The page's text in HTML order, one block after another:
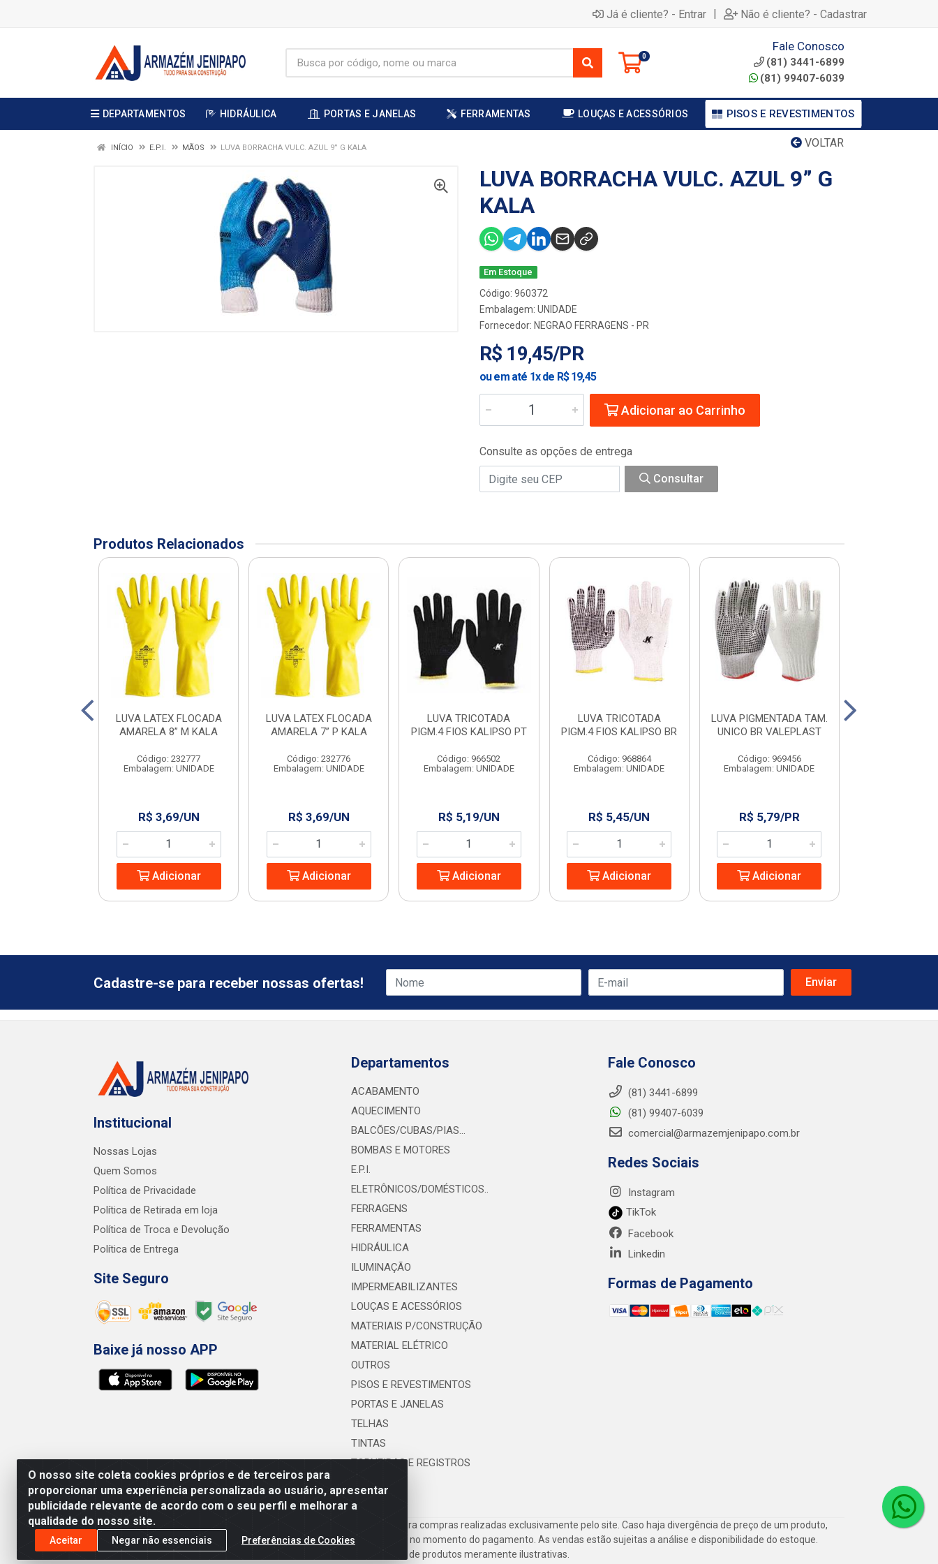
Já é cliente? - Entrar | Não é cliente? - Cadastrar
0
Fale Conosco
(81) 3441-6899
(81) 99407-6039
DEPARTAMENTOS HIDRÁULICA PORTAS E JANELAS FERRAMENTAS LOUÇAS E ACESSÓRIOS PISOS E REVESTIMENTOS
VOLTAR
INÍCIO E.P.I. MÃOS LUVA BORRACHA VULC. AZUL 9” G KALA
LUVA BORRACHA VULC. AZUL 9” G
KALA
Em Estoque
Código: 960372
Embalagem: UNIDADE
Fornecedor: NEGRAO FERRAGENS - PR
R$ 19,45/PR
ou em até 1x de R$ 19,45
Adicionar ao Carrinho
Consulte as opções de entrega
Consultar
Produtos Relacionados
LUVA LATEX FLOCADA
AMARELA 8” M KALA
Código: 232777
Embalagem: UNIDADE
R$ 3,69/UN
Adicionar
LUVA LATEX FLOCADA
AMARELA 7” P KALA
Código: 232776
Embalagem: UNIDADE
R$ 3,69/UN
Adicionar
LUVA TRICOTADA
PIGM.4 FIOS KALIPSO PT
Código: 966502
Embalagem: UNIDADE
R$ 5,19/UN
Adicionar
LUVA TRICOTADA
PIGM.4 FIOS KALIPSO BR
Código: 968864
Embalagem: UNIDADE
R$ 5,45/UN
Adicionar
LUVA PIGMENTADA TAM.
UNICO BR VALEPLAST
Código: 969456
Embalagem: UNIDADE
R$ 5,79/PR
Adicionar
O nosso site coleta cookies próprios e de terceiros para
proporcionar uma experiência personalizada ao usuário, apresentar
publicidade relevante de acordo com o seu perfil e melhorar a
qualidade do nosso site.
Aceitar Negar não essenciais Preferências de Cookies
Cadastre-se para receber nossas ofertas!
Institucional
Nossas Lojas
Quem Somos
Política de Privacidade
Política de Retirada em loja
Política de Troca e Devolução
Política de Entrega
Site Seguro
Baixe já nosso APP
Departamentos
ACABAMENTO
AQUECIMENTO
BALCÕES/CUBAS/PIAS...
BOMBAS E MOTORES
E.P.I.
ELETRÔNICOS/DOMÉSTICOS..
FERRAGENS
FERRAMENTAS
HIDRÁULICA
ILUMINAÇÃO
IMPERMEABILIZANTES
LOUÇAS E ACESSÓRIOS
MATERIAIS P/CONSTRUÇÃO
MATERIAL ELÉTRICO
OUTROS
PISOS E REVESTIMENTOS
PORTAS E JANELAS
TELHAS
TINTAS
TORNEIRAS E REGISTROS
Fale Conosco
(81) 3441-6899
(81) 99407-6039
comercial@armazemjenipapo.com.br
Redes Sociais
Instagram
TikTok
Facebook
Linkedin
Formas de Pagamento
Preços, promoções, condições de pagamento e frete são válidos para compras realizadas exclusivamente pelo site. Caso haja divergência de preço de um produto,
será válido o preço que for exibido no carrinho de compras do site no momento do pagamento. As vendas estão sujeitas a análise e disponibilidade do estoque.
Imagens de produtos meramente ilustrativas.